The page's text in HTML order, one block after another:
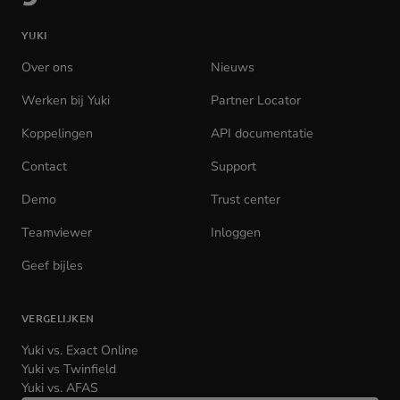
homepage
YUKI
Over ons
Nieuws
Werken bij Yuki
Partner Locator
Koppelingen
API documentatie
Contact
Support
Demo
Trust center
Teamviewer
Inloggen
Geef bijles
VERGELIJKEN
Yuki vs. Exact Online
Yuki vs Twinfield
Yuki vs. AFAS